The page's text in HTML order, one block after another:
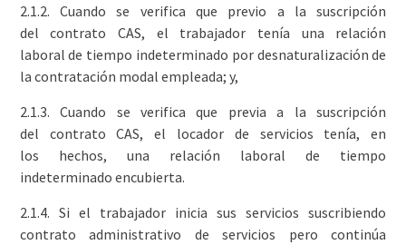
2.1.2. Cuando se verifica que previo a la suscripción
del contrato CAS, el trabajador tenía una relación
laboral de tiempo indeterminado por desnaturalización de
la contratación modal empleada; y,
2.1.3. Cuando se verifica que previa a la suscripción
del contrato CAS, el locador de servicios tenía, en
los hechos, una relación laboral de tiempo
indeterminado encubierta.
2.1.4. Si el trabajador inicia sus servicios suscribiendo
contrato administrativo de servicios pero continúa